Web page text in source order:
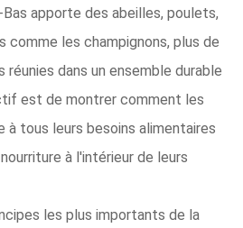
apporte des abeilles, poulets,
comme les champignons, plus de
dans un ensemble durable
est de montrer comment les
à tous leurs besoins alimentaires
à l'intérieur de leurs
les plus importants de la